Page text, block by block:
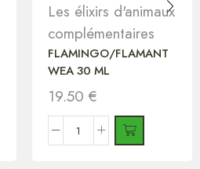
Les élixirs d'animaux
complémentaires
FLAMINGO/FLAMANT
WEA 30 ML
19.50 €